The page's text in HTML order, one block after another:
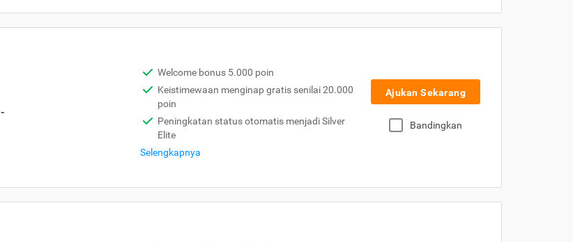
-
Welcome bonus 5.000 poin
Keistimewaan menginap gratis senilai 20.000
poin
Peningkatan status otomatis menjadi Silver
Elite
Selengkapnya
Ajukan Sekarang
Bandingkan